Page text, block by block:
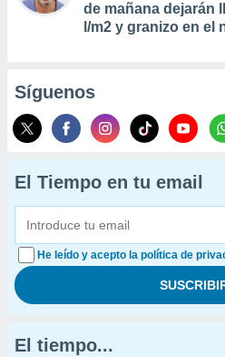
de mañana dejarán
l/m2 y granizo en el
Síguenos
El Tiempo en tu email
He leído y acepto la política de
El tiempo...